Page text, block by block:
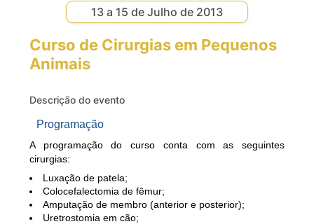
13 a 15 de Julho de 2013
Curso de Cirurgias em Pequenos
Animais
Descrição do evento
Programação
A programaçãodocurso conta com asseguintes
cirurgias:
Luxação de patela;
Colocefalectomia de fêmur;
Amputação de membro (anterior e posterior);
Uretrostomia em cão;